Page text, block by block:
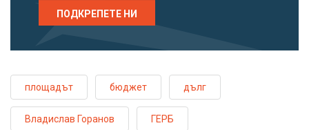
ПОДКРЕПЕТЕ НИ
площадът бюджет дълг
Владислав Горанов ГЕРБ